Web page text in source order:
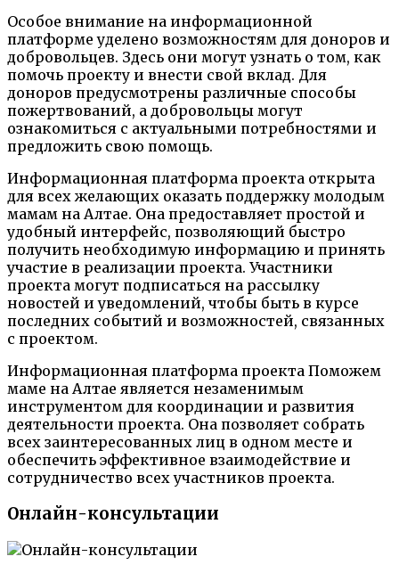
Особое внимание на информационной
платформе уделено возможностям для доноров и
добровольцев. Здесь они могут узнать о том, как
помочь проекту и внести свой вклад. Для
доноров предусмотрены различные способы
пожертвований, а добровольцы могут
ознакомиться с актуальными потребностями и
предложить свою помощь.
Информационная платформа проекта открыта
для всех желающих оказать поддержку молодым
мамам на Алтае. Она предоставляет простой и
удобный интерфейс, позволяющий быстро
получить необходимую информацию и принять
участие в реализации проекта. Участники
проекта могут подписаться на рассылку
новостей и уведомлений, чтобы быть в курсе
последних событий и возможностей, связанных
с проектом.
Информационная платформа проекта Поможем
маме на Алтае является незаменимым
инструментом для координации и развития
деятельности проекта. Она позволяет собрать
всех заинтересованных лиц в одном месте и
обеспечить эффективное взаимодействие и
сотрудничество всех участников проекта.
Онлайн-консультации